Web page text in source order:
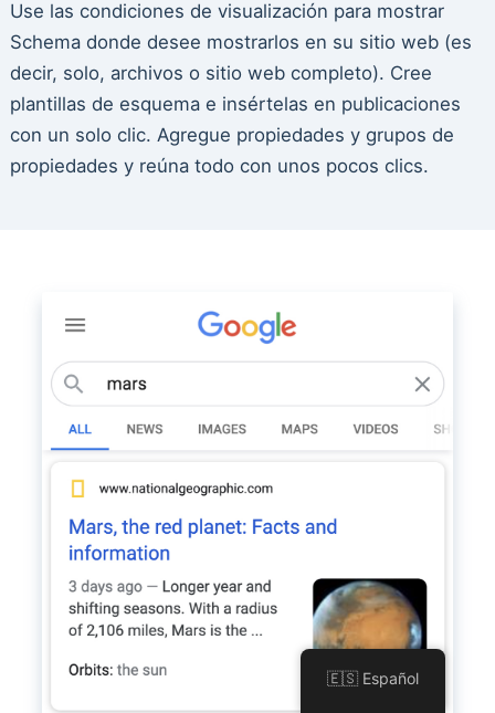
Use las condiciones de visualización para mostrar
Schema donde desee mostrarlos en su sitio web (es
decir, solo, archivos o sitio web completo). Cree
plantillas de esquema e insértelas en publicaciones
con un solo clic. Agregue propiedades y grupos de
propiedades y reúna todo con unos pocos clics.
🇪🇸 Español